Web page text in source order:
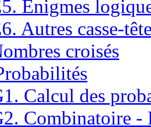
Enigmes
Autres casse-
croisés
Calcul des
Combinatoire -